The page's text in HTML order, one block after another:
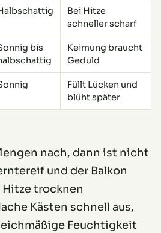
Bei Hitze
schneller scharf
bis
Keimung braucht
Geduld
Füllt Lücken und
blüht später
nach, dann ist nicht
und der Balkon
trocknen
Kästen schnell aus,
Feuchtigkeit